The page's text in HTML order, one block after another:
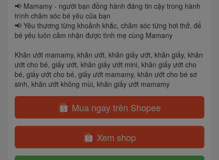
📢 Mamamy - người bạn đồng hành đáng tin cậy trong hành
trình chăm sóc bé yêu của bạn
📢 Yêu thương từng khoảnh khắc, chăm sóc từng hơi thở, để
bé yêu luôn cảm nhận được tình mẹ cùng Mamany
Khăn ướt mamamy, khăn ướt, khăn giấy ướt, khăn giấy, khăn
ướt cho bé, giấy ướt, khăn giấy ướt mini, khăn giấy ướt cho
bé, giấy ướt cho bé, giấy ướt mamamy, khăn ướt cho bé sơ
sinh, khăn ướt không mùi, khăn giấy ướt mamamy
Mua ngay trên Shopee
Xem shop